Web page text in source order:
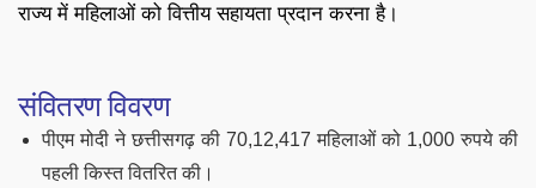
राज्य में महिलाओं को वित्तीय सहायता प्रदान करना है।
संवितरण विवरण
पीएम मोदी ने छत्तीसगढ़ की 70,12,417 महिलाओं को 1,000 रुपये की
पहली किस्त वितरित की।